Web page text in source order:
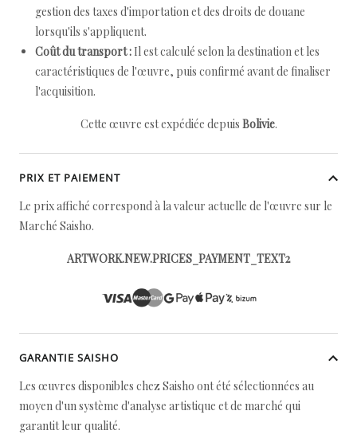
gestion des taxes d'importation et des droits de douane
lorsqu'ils s'appliquent.
Coût du transport : Il est calculé selon la destination et les
caractéristiques de l'œuvre, puis confirmé avant de finaliser
l'acquisition.
Cette œuvre est expédiée depuis Bolivie.
PRIX ET PAIEMENT
Le prix affiché correspond à la valeur actuelle de l'œuvre sur le
Marché Saisho.
ARTWORK.NEW.PRICES_PAYMENT_TEXT2
GARANTIE SAISHO
Les œuvres disponibles chez Saisho ont été sélectionnées au
moyen d'un système d'analyse artistique et de marché qui
garantit leur qualité.